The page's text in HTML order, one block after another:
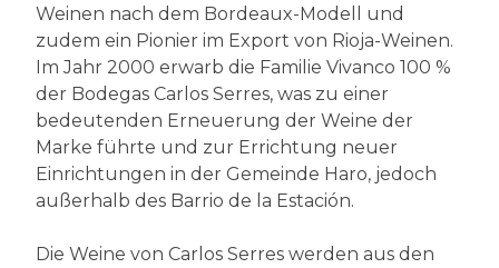
Weinen nach dem Bordeaux-Modell und
zudem ein Pionier im Export von Rioja-Weinen.
Im Jahr 2000 erwarb die Familie Vivanco 100 %
der Bodegas Carlos Serres, was zu einer
bedeutenden Erneuerung der Weine der
Marke führte und zur Errichtung neuer
Einrichtungen in der Gemeinde Haro, jedoch
außerhalb des Barrio de la Estación.
Die Weine von Carlos Serres werden aus den